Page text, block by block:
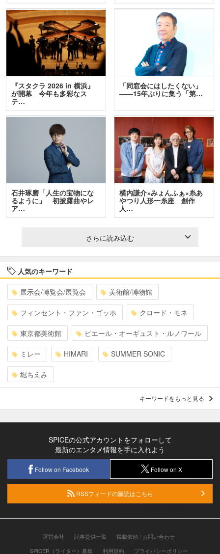
『スタクラ 2026 in 横浜』
が開幕 今年も多彩なス
テ…
「同窓会にはしたくない」
――15年ぶりに集う「第…
石井琢磨「人生の宝物にな
るように」 初披露曲やレ
ア…
横内謙介×みょんふぁ×糸あ
やつり人形一糸座 創作
人…
さらに読み込む
人気のキーワード
展示会/博覧会/展覧会 美術館/博物館
フィンセント・ファン・ゴッホ クロード・モネ
東京都美術館 ピエール・オーギュスト・ルノワール
ミレー HIMARI SUMMER SONIC
堀ちえみ
キーワードをもっと見る
SPICEの公式アカウントをフォローして
最新のエンタメ情報を手に入れよう
Follow on Facebook Follow on X
RSSフィードの購読はこちら
運営会社 記事提供一覧
掲載依頼 / お問い合わせ
SPICER（ライター）募集
利用規約 プライバシーポリシー